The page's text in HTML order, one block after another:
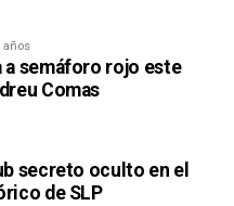
años
a semáforo rojo este
Comas
secreto oculto en el
de SLP